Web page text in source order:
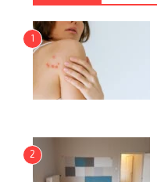
1
2